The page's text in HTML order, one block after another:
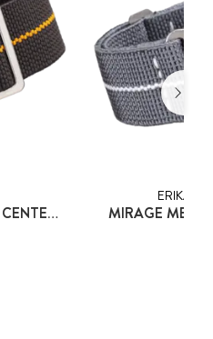
BLACK OPS MED ORANGE CENTERLINJE
ERIKA'S
MIRAGE MED